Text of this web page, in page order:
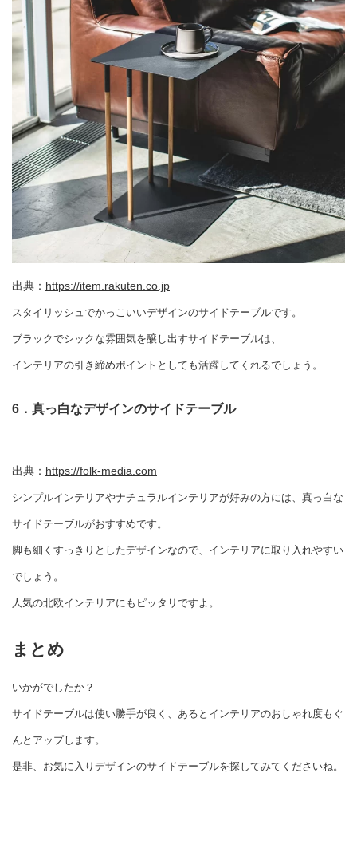
出典： https://item.rakuten.co.jp
スタイリッシュでかっこいいデザインのサイドテーブルです。
ブラックでシックな雰囲気を醸し出すサイドテーブルは、
インテリアの引き締めポイントとしても活躍してくれるでしょう。
6．真っ白なデザインのサイドテーブル
出典： https://folk-media.com
シンプルインテリアやナチュラルインテリアが好みの方には、真っ白な
サイドテーブルがおすすめです。
脚も細くすっきりとしたデザインなので、インテリアに取り入れやすい
でしょう。
人気の北欧インテリアにもピッタリですよ。
まとめ
いかがでしたか？
サイドテーブルは使い勝手が良く、あるとインテリアのおしゃれ度もぐ
んとアップします。
是非、お気に入りデザインのサイドテーブルを探してみてくださいね。